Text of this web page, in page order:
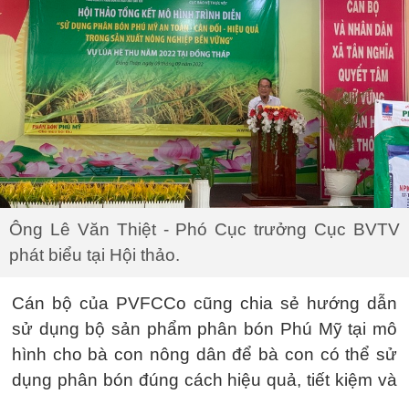
Ông Lê Văn Thiệt - Phó Cục trưởng Cục BVTV
phát biểu tại Hội thảo.
Cán bộ của PVFCCo cũng chia sẻ hướng dẫn
sử dụng bộ sản phẩm phân bón Phú Mỹ tại mô
hình cho bà con nông dân để bà con có thể sử
dụng phân bón đúng cách hiệu quả, tiết kiệm và